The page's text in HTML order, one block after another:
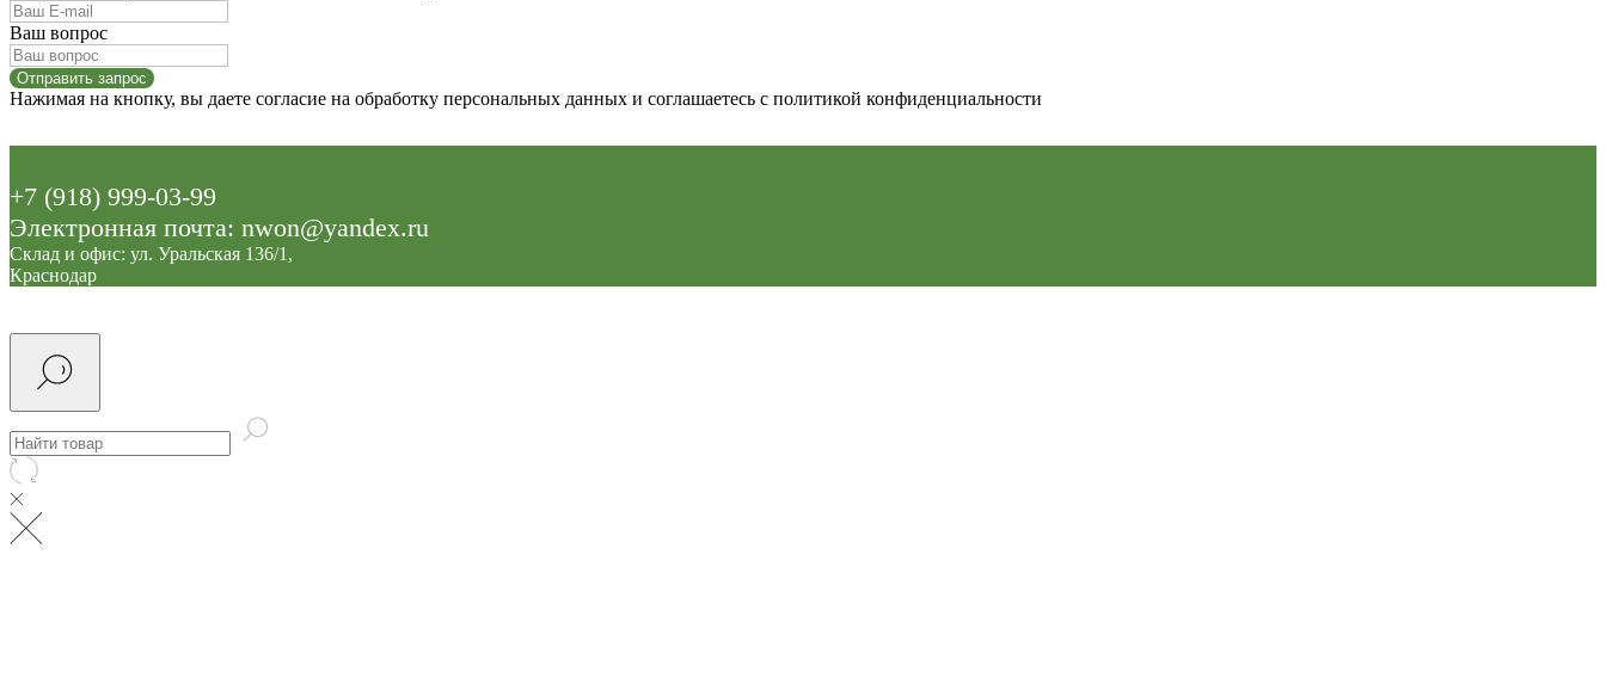
Ваш вопрос
Отправить запрос
Нажимая на кнопку, вы даете согласие на обработку персональных данных и соглашаетесь c политикой конфиденциальности
+7 (918) 999-03-99
Электронная почта: nwon@yandex.ru
Склад и офис: ул. Уральская 136/1,
Краснодар